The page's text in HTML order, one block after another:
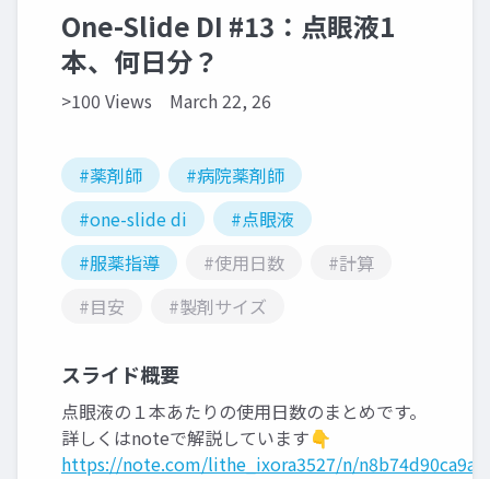
One-Slide DI #13：点眼液1
本、何日分？
>100 Views March 22, 26
#薬剤師
#病院薬剤師
#one-slide di
#点眼液
#服薬指導
#使用日数
#計算
#目安
#製剤サイズ
スライド概要
点眼液の１本あたりの使用日数のまとめです。
詳しくはnoteで解説しています👇
https://note.com/lithe_ixora3527/n/n8b74d90ca9a5